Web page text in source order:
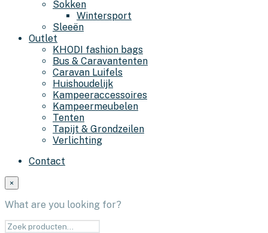
Sokken
Wintersport
Sleeën
Outlet
KHODI fashion bags
Bus & Caravantenten
Caravan Luifels
Huishoudelijk
Kampeeraccessoires
Kampeermeubelen
Tenten
Tapijt & Grondzeilen
Verlichting
Contact
×
What are you looking for?